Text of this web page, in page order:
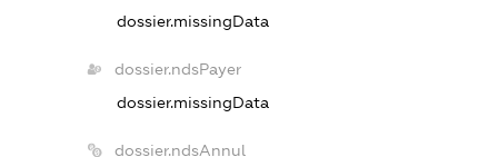
dossier.missingData
dossier.ndsPayer
dossier.missingData
dossier.ndsAnnul